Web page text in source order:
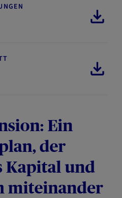
Ein
der
Kapital und
miteinander